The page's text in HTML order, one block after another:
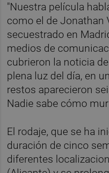
"Nuestra película
como el de Jonathan
secuestrado en
medios de
cubrieron la noticia
plena luz del día, en
restos aparecieron
Nadie sabe cómo
El rodaje, que se ha
duración de cinco
diferentes